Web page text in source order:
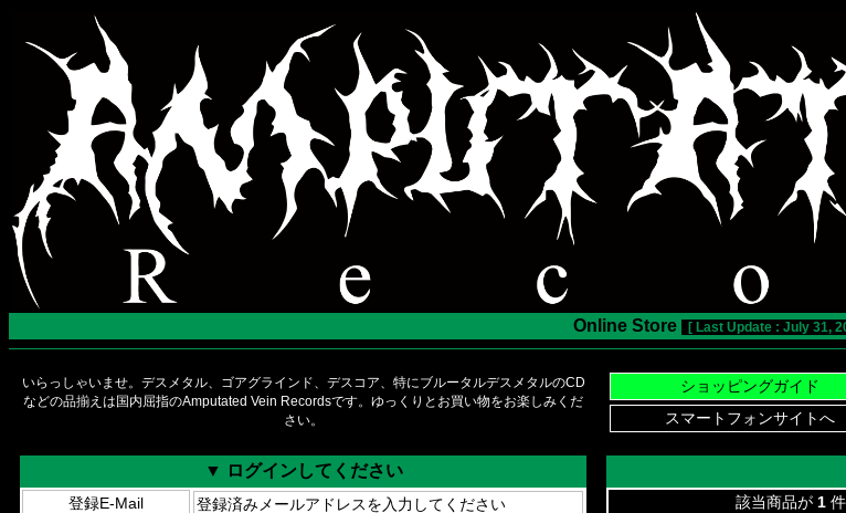
Online Store [ Last Update : July 31,
いらっしゃいませ。デスメタル、ゴアグラインド、デスコア、特にブルータルデスメタルのCD
などの品揃えは国内屈指のAmputated Vein Recordsです。ゆっくりとお買い物をお楽しみくだ
さい。
▼ ログインしてください
登録E-Mail
該当商品が 1